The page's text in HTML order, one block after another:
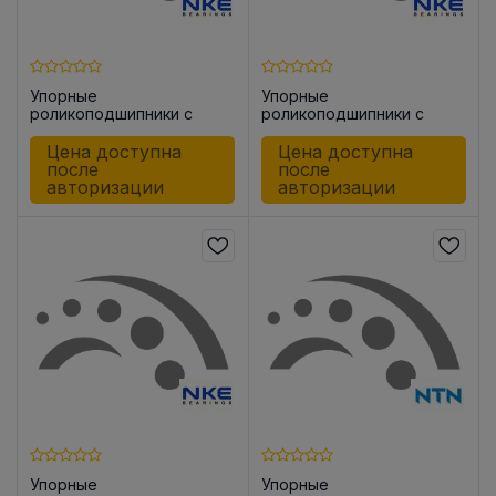
Упорные
роликоподшипники с
роликами 81105 -TVPB
Цена доступна
после
авторизации
Упорные
роликоподшипники с
роликами 81107 -TVPB
Цена доступна
после
авторизации
Упорные
Упорные